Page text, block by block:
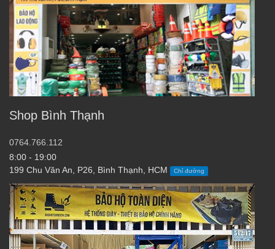
Shop Bình Thạnh
0764.766.112
8:00 - 19:00
199 Chu Văn An, P26, Bình Thạnh, HCM
Chỉ đường